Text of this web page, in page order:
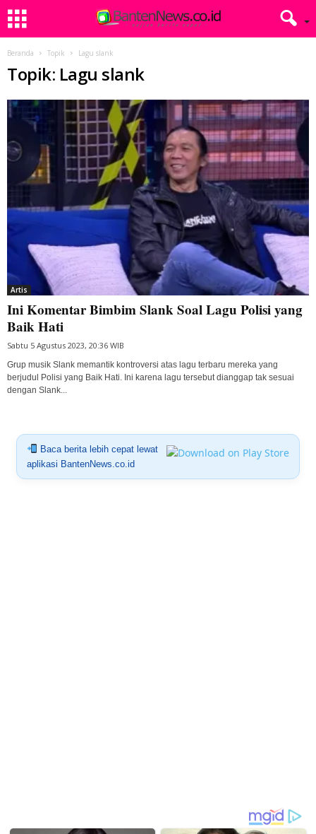
Beranda Topik Lagu slank
Topik: Lagu slank
Artis
Ini Komentar Bimbim Slank Soal Lagu Polisi yang
Baik Hati
Sabtu 5 Agustus 2023, 20:36 WIB
Grup musik Slank memantik kontroversi atas lagu terbaru mereka yang
berjudul Polisi yang Baik Hati. Ini karena lagu tersebut dianggap tak sesuai
dengan Slank...
Baca berita lebih cepat lewat
aplikasi BantenNews.co.id